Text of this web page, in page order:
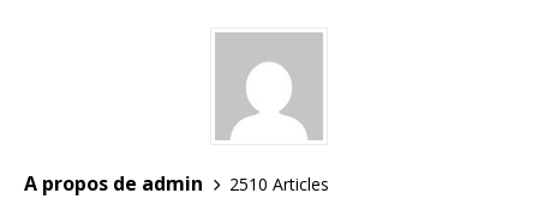
A propos de admin
2510 Articles